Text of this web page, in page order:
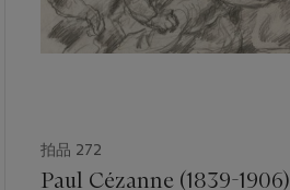
拍品 272
Paul Cézanne (1839-1906)